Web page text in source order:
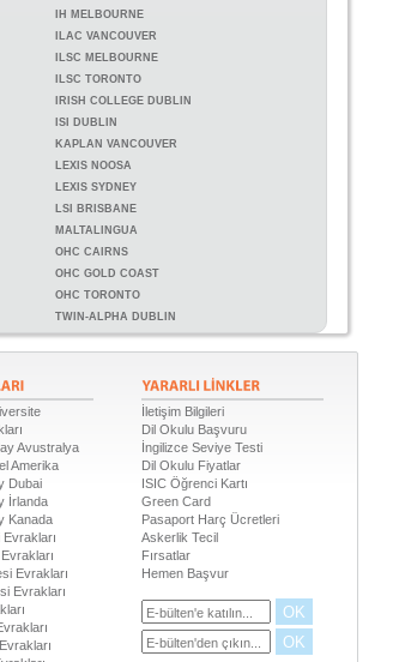
IH MELBOURNE
ILAC VANCOUVER
ILSC MELBOURNE
ILSC TORONTO
IRISH COLLEGE DUBLIN
ISI DUBLIN
KAPLAN VANCOUVER
LEXIS NOOSA
LEXIS SYDNEY
LSI BRISBANE
MALTALINGUA
OHC CAIRNS
OHC GOLD COAST
OHC TORONTO
TWIN-ALPHA DUBLIN
Avustralya
Amerika
Dubai
İrlanda
Kanada
Evrakları
Evrakları
İletişim Bilgileri
Dil Okulu Başvuru
İngilizce Seviye Testi
Dil Okulu Fiyatlar
ISIC Öğrenci Kartı
Green Card
Pasaport Harç Ücretleri
Askerlik Tecil
Fırsatlar
Hemen Başvur
OK
OK